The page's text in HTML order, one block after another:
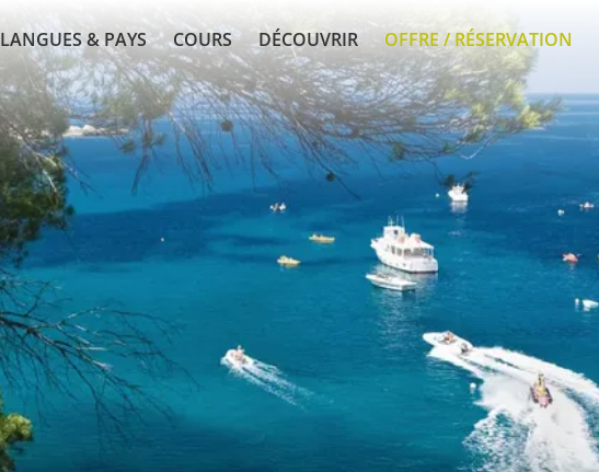
LANGUES & PAYS COURS DÉCOUVRIR OFFRE / RÉSERVATION